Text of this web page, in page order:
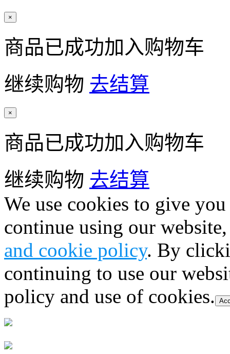
×
商品已成功加入购物车
继续购物 去结算
×
商品已成功加入购物车
继续购物 去结算
We use cookies to give
continue using our
and cookie policy. By
continuing to use our
policy and use of cookies.